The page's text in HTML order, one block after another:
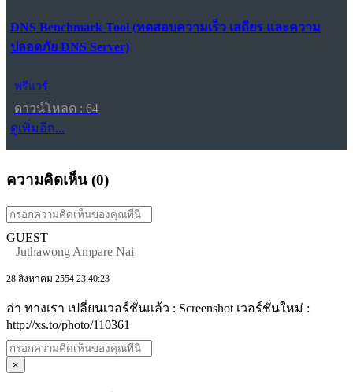
DNS Benchmark Tool (ทดสอบความเร็ว เสถียร และความ
ปลอดภัย DNS Server)
ฟรีแวร์
ดาวน์โหลด : 64
ดูเพิ่มอีก...
ความคิดเห็น (0)
GUEST
Juthawong Ampare Nai
28 สิงหาคม 2554 23:40:23
อ่า ทางเรา เปลี่ยนเวอร์ชั่นแล้ว : Screenshot เวอร์ชั่นใหม่ :
http://xs.to/photo/110361
×